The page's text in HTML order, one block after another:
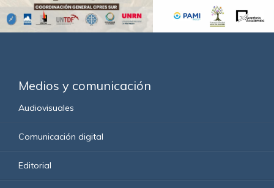
Medios y comunicación
Audiovisuales
Comunicación digital
Editorial